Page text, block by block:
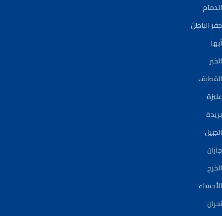
الدمام
حفر الباطن
أبها
الخبر
القطيف
عنيزة
بريدة
الجبيل
جازان
الخرج
الأحساء
نجران